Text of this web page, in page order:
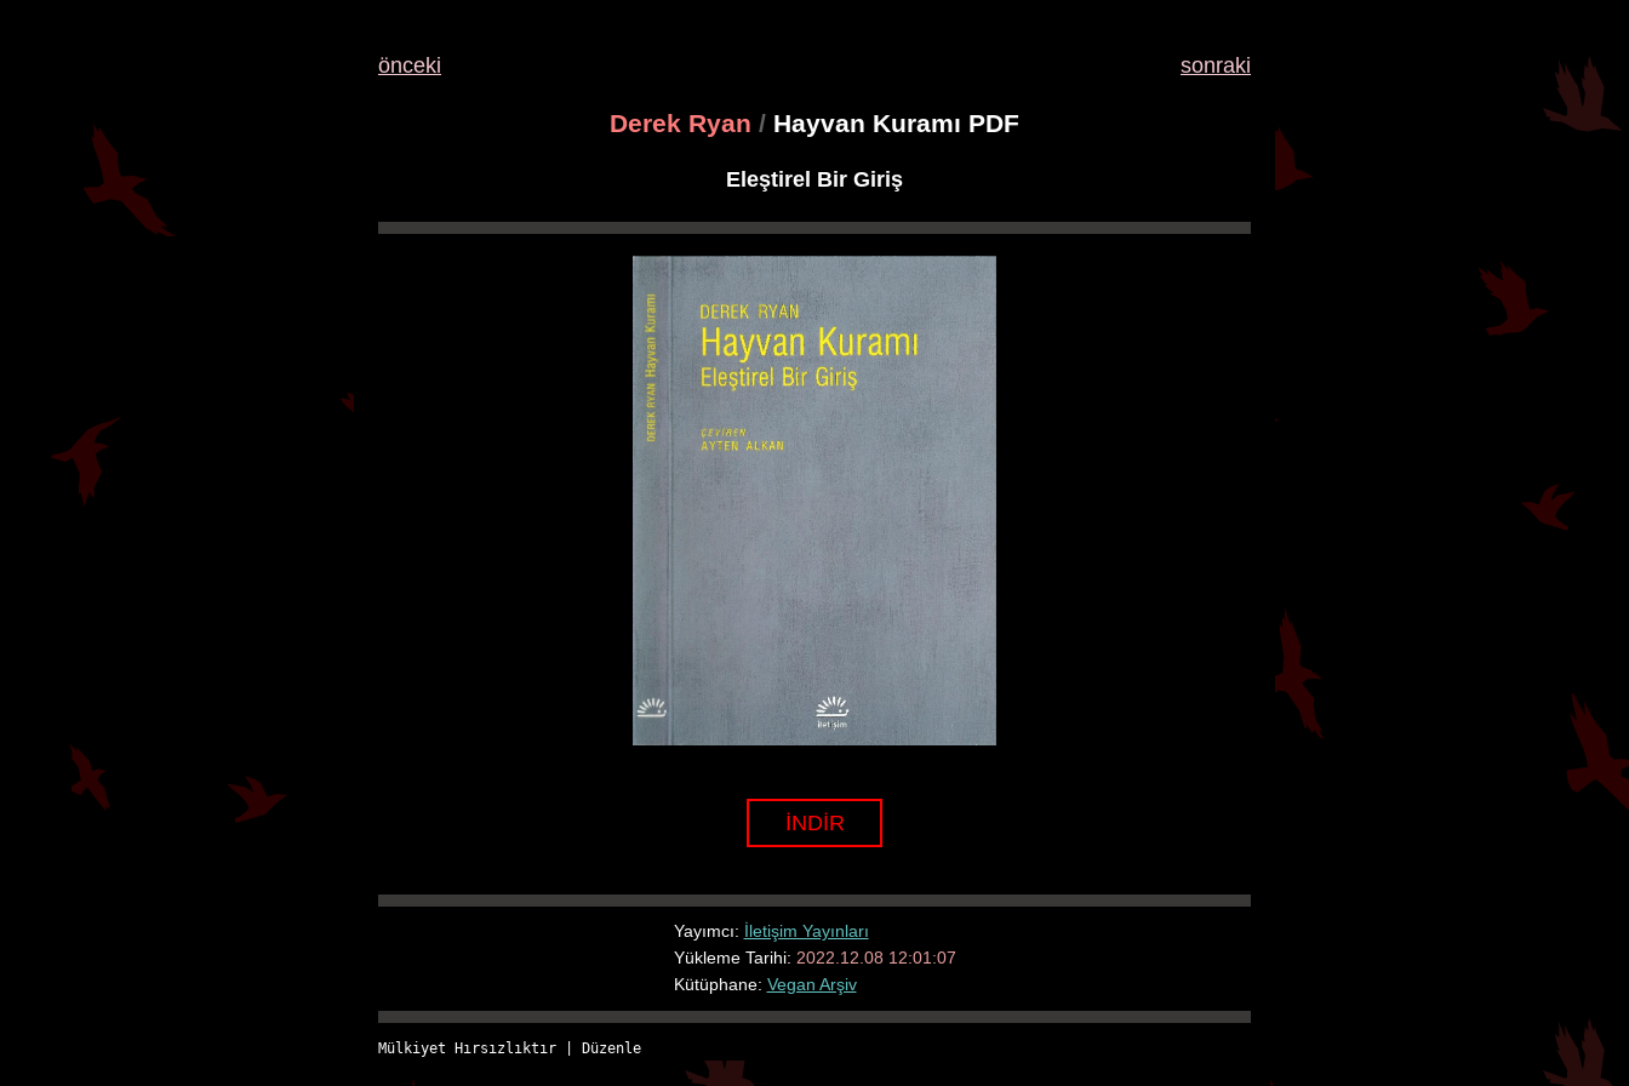
önceki sonraki
Derek Ryan / Hayvan Kuramı PDF
Eleştirel Bir Giriş
İNDİR
Yayımcı: İletişim Yayınları
Yükleme Tarihi: 2022.12.08 12:01:07
Kütüphane: Vegan Arşiv
Mülkiyet Hırsızlıktır Düzenle